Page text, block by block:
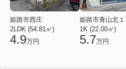
姫路市西庄
2LDK (54.81㎡)
4.9万円
姫路市青山北１
1K (22.00㎡)
5.7万円